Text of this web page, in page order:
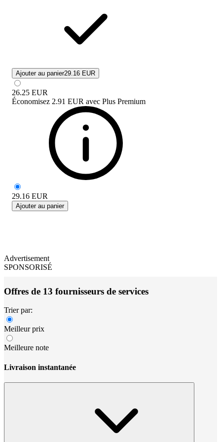
Ajouter au panier29.16 EUR
26.25 EUR
Économisez 2.91 EUR avec Plus Premium
29.16 EUR
Ajouter au panier
Advertisement
SPONSORISÉ
Offres de 13 fournisseurs de services
Trier par:
Meilleur prix
Meilleure note
Livraison instantanée